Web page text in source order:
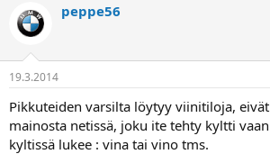
peppe56
19.3.2014
Pikkuteiden varsilta löytyy viinitiloja,
mainosta netissä, joku ite tehty kyltti
kyltissä lukee : vina tai vino tms.